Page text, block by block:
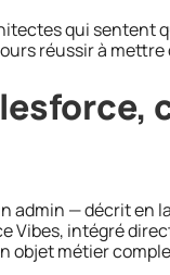
qui sentent
réussir à mettre
admin — décrit en
Vibes, intégré
objet métier